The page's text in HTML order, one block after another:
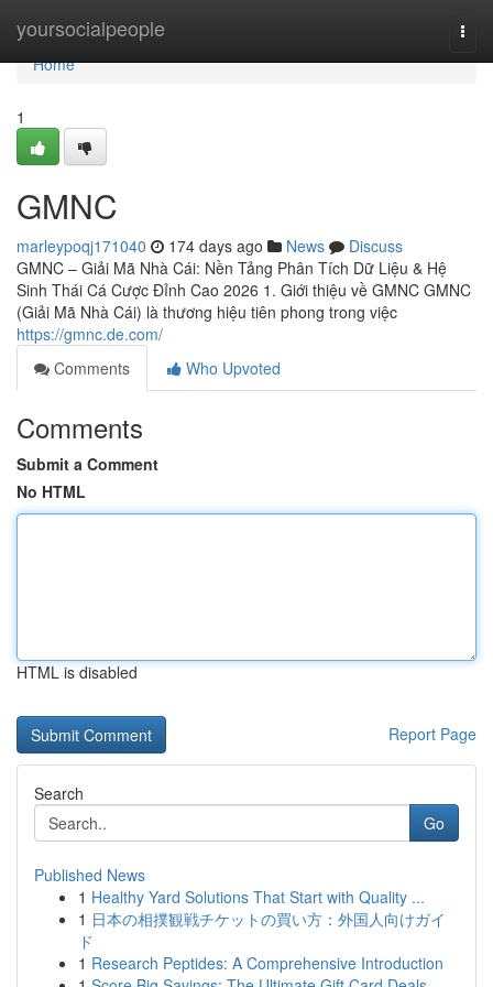
yoursocialpeople
Home
Home
1
GMNC
marleypoqj171040 174 days ago News
Discuss
GMNC – Giải Mã Nhà Cái: Nền Tảng Phân Tích Dữ Liệu & Hệ
Sinh Thái Cá Cược Đỉnh Cao 2026 1. Giới thiệu về GMNC GMNC
(Giải Mã Nhà Cái) là thương hiệu tiên phong trong việc
https://gmnc.de.com/
Comments
Who Upvoted
Comments
Submit a Comment
No HTML
HTML is disabled
Report Page
Search
Go
Published News
1 Healthy Yard Solutions That Start with Quality ...
1 日本の相撲観戦チケットの買い方：外国人向けガイ
ド
1 Research Peptides: A Comprehensive Introduction